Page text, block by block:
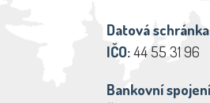
Datová
IČO:44 55 31 96
Bankovní spojení